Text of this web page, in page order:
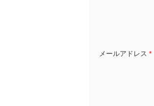
メールアドレス *